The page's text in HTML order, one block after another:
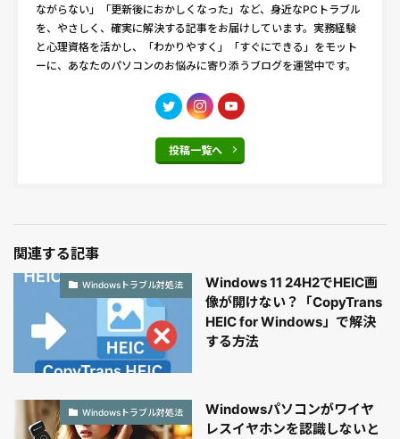
ながらない」「更新後におかしくなった」など、身近なPCトラブル
を、やさしく、確実に解決する記事をお届けしています。実務経験
と心理資格を活かし、「わかりやすく」「すぐにできる」をモット
ーに、あなたのパソコンのお悩みに寄り添うブログを運営中です。
投稿一覧へ
関連する記事
Windowsトラブル対処法
Windows 11 24H2でHEIC画
像が開けない？「CopyTrans
HEIC for Windows」で解決
する方法
Windowsトラブル対処法
Windowsパソコンがワイヤ
レスイヤホンを認識しないと